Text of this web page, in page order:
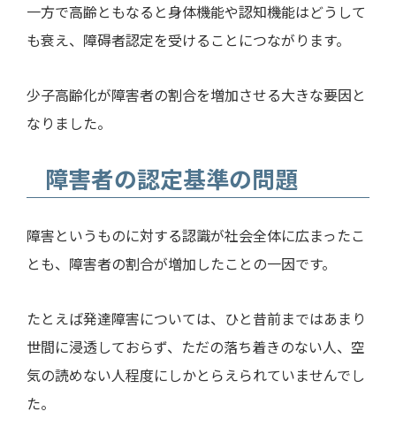
一方で高齢ともなると身体機能や認知機能はどうして
も衰え、障碍者認定を受けることにつながります。
少子高齢化が障害者の割合を増加させる大きな要因と
なりました。
障害者の認定基準の問題
障害というものに対する認識が社会全体に広まったこ
とも、障害者の割合が増加したことの一因です。
たとえば発達障害については、ひと昔前まではあまり
世間に浸透しておらず、ただの落ち着きのない人、空
気の読めない人程度にしかとらえられていませんでし
た。